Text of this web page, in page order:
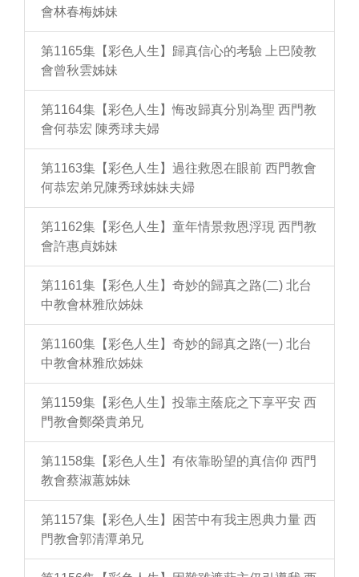
會林春梅姊妹
第1165集【彩色人生】歸真信心的考驗 上巴陵教
會曾秋雲姊妹
第1164集【彩色人生】悔改歸真分別為聖 西門教
會何恭宏 陳秀球夫婦
第1163集【彩色人生】過往救恩在眼前 西門教會
何恭宏弟兄陳秀球姊妹夫婦
第1162集【彩色人生】童年情景救恩浮現 西門教
會許惠貞姊妹
第1161集【彩色人生】奇妙的歸真之路(二) 北台
中教會林雅欣姊妹
第1160集【彩色人生】奇妙的歸真之路(一) 北台
中教會林雅欣姊妹
第1159集【彩色人生】投靠主蔭庇之下享平安 西
門教會鄭榮貴弟兄
第1158集【彩色人生】有依靠盼望的真信仰 西門
教會蔡淑蕙姊妹
第1157集【彩色人生】困苦中有我主恩典力量 西
門教會郭清潭弟兄